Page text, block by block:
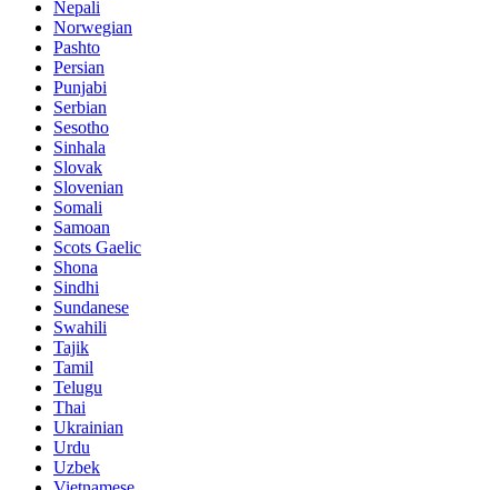
Nepali
Norwegian
Pashto
Persian
Punjabi
Serbian
Sesotho
Sinhala
Slovak
Slovenian
Somali
Samoan
Scots Gaelic
Shona
Sindhi
Sundanese
Swahili
Tajik
Tamil
Telugu
Thai
Ukrainian
Urdu
Uzbek